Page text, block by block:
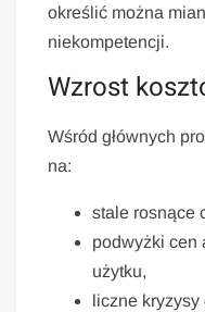
określić można
niekompetencji.
Wzrost
Wśród głównych
na:
stale rosnące
podwyżki cen
użytku,
liczne kryzysy